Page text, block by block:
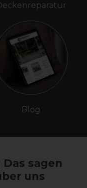
Blog
sagen
uns